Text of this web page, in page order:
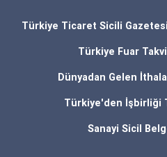
Türkiye Ticaret Sicili
Türkiye Fuar
Dünyadan Gelen
Türkiye'den İşbirliği
Sanayi Sicil